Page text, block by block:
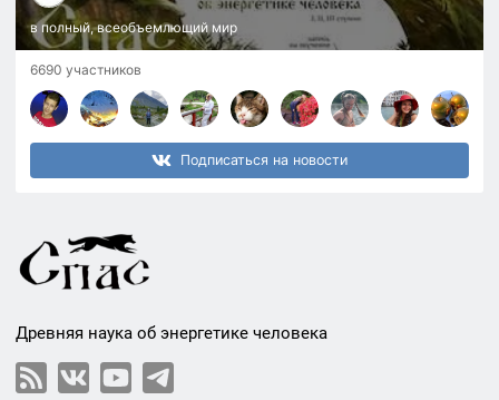
в полный, всеобъемлющий мир
6690 участников
Подписаться на новости
Древняя наука об энергетике человека